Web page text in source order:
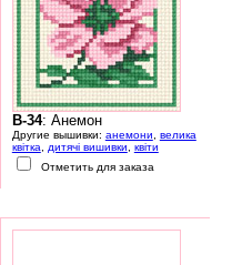
B-34: Анемон
Другие вышивки: анемони
велика
квітка
дитячі вишивки
квіти
Отметить для заказа